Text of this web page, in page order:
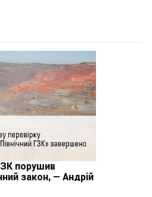
порушив
закон, — Андрій